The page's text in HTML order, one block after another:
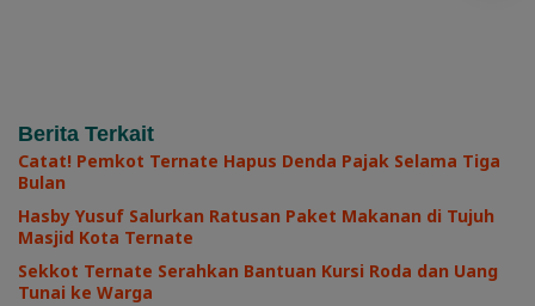
Berita Terkait
Catat! Pemkot Ternate Hapus Denda Pajak Selama Tiga
Bulan
Hasby Yusuf Salurkan Ratusan Paket Makanan di Tujuh
Masjid Kota Ternate
Sekkot Ternate Serahkan Bantuan Kursi Roda dan Uang
Tunai ke Warga